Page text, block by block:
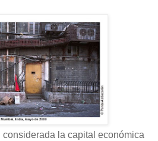
considerada la capital económica